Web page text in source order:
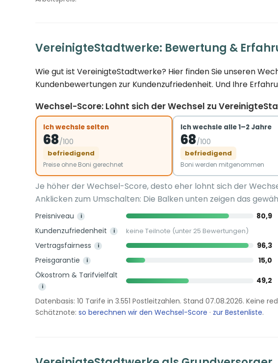
VereinigteStadtwerke: Bewertung &
Wie gut ist VereinigteStadtwerke? Hier finden Sie unseren
Kundenbewertungen zur Kundenzufriedenheit. Und Ihre
Wechsel-Score: Lohnt sich der Wechsel zu
Ich wechsle selten
68/100
befriedigend
Preise ohne Boni gerechnet
Ich wechsle alle 1–2 Jahre
68/100
befriedigend
Boni werden mitgenommen
Je höher der Wechsel-Score, desto eher lohnt sich der
Anklicken zum Umschalten: Die Balken unten zeigen das
Preisniveau i
80,9
Kundenzufriedenheit
i keine Teilnote (unter 25 Bewertungen)
Vertragsfairness i
96,3
Preisgarantie
i
15,0
Ökostrom & Tarifvielfalt
i
49,2
Datenbasis: 10 Tarife in 3.551 Postleitzahlen. Stand 07.08.2026. Keine
Schätznote: so berechnen wir den Wechsel-Score · zur Bestenliste.